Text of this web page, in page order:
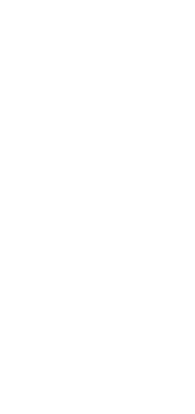
す。
予定はありません。
の商品です。
むを得ず変更すること